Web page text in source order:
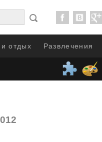
отдых Развлечения